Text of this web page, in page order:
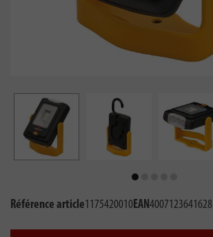
Référence article1175420010EAN4007123641628